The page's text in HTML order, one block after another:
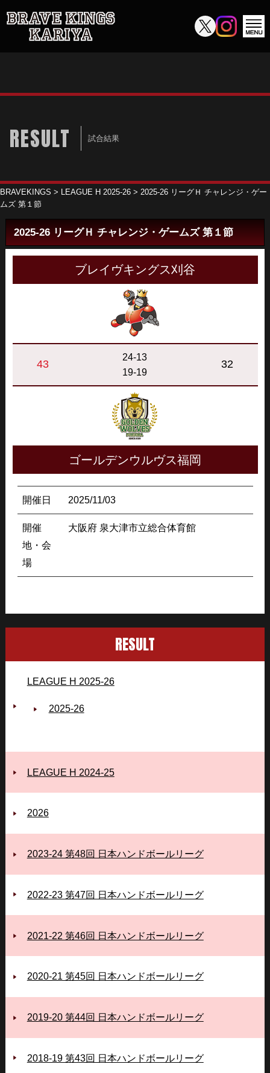
RESULT 試合結果
BRAVEKINGS > LEAGUE H 2025-26 > 2025-26 リーグＨ チャレンジ・ゲー
ムズ 第１節
2025-26 リーグＨ チャレンジ・ゲームズ 第１節
ブレイヴキングス刈谷
43
24-13
19-19
32
ゴールデンウルヴス福岡
開催日 2025/11/03
開催
地・会
場
大阪府 泉大津市立総合体育館
RESULT
LEAGUE H 2025-26
2025‐26
LEAGUE H 2024-25
2026
2023-24 第48回 日本ハンドボールリーグ
2022-23 第47回 日本ハンドボールリーグ
2021-22 第46回 日本ハンドボールリーグ
2020-21 第45回 日本ハンドボールリーグ
2019-20 第44回 日本ハンドボールリーグ
2018-19 第43回 日本ハンドボールリーグ